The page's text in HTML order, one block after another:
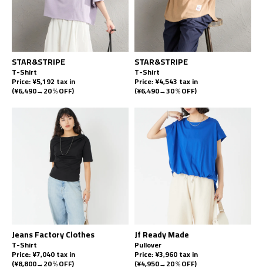
STAR&STRIPE
T-Shirt
Price: ¥5,192 tax in
(¥6,490→20％OFF)
STAR&STRIPE
T-Shirt
Price: ¥4,543 tax in
(¥6,490→30％OFF)
Jeans Factory Clothes
T-Shirt
Price: ¥7,040 tax in
(¥8,800→20％OFF)
Jf Ready Made
Pullover
Price: ¥3,960 tax in
(¥4,950→20％OFF)